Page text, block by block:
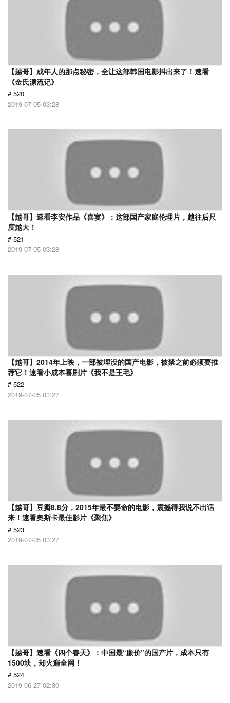
【越哥】成年人的那点秘密，全让这部韩国电影抖出来了！速看
《金氏漂流记》
# 520
2019-07-05 03:28
【越哥】速看李安作品《喜宴》：这部国产家庭伦理片，越往后尺
度越大！
# 521
2019-07-05 03:28
【越哥】2014年上映，一部被埋没的国产电影，被禁之前必须要推
荐它！速看小成本喜剧片《我不是王毛》
# 522
2019-07-05 03:27
【越哥】豆瓣8.8分，2015年最不要命的电影，震撼得我说不出话
来！速看奥斯卡最佳影片《聚焦》
# 523
2019-07-05 03:27
【越哥】速看《四个春天》：中国最“廉价”的国产片，成本只有
1500块，却火遍全网！
# 524
2019-06-27 02:30